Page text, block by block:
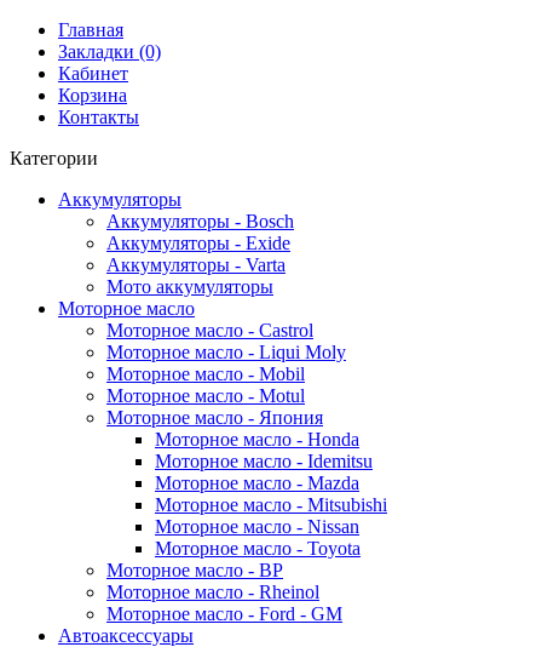
Главная
Закладки (0)
Кабинет
Корзина
Контакты
Категории
Аккумуляторы
Аккумуляторы - Bosch
Аккумуляторы - Exide
Аккумуляторы - Varta
Мото аккумуляторы
Моторное масло
Моторное масло - Castrol
Моторное масло - Liqui Moly
Моторное масло - Mobil
Моторное масло - Motul
Моторное масло - Япония
Моторное масло - Honda
Моторное масло - Idemitsu
Моторное масло - Mazda
Моторное масло - Mitsubishi
Моторное масло - Nissan
Моторное масло - Toyota
Моторное масло - BP
Моторное масло - Rheinol
Моторное масло - Ford - GM
Автоаксессуары